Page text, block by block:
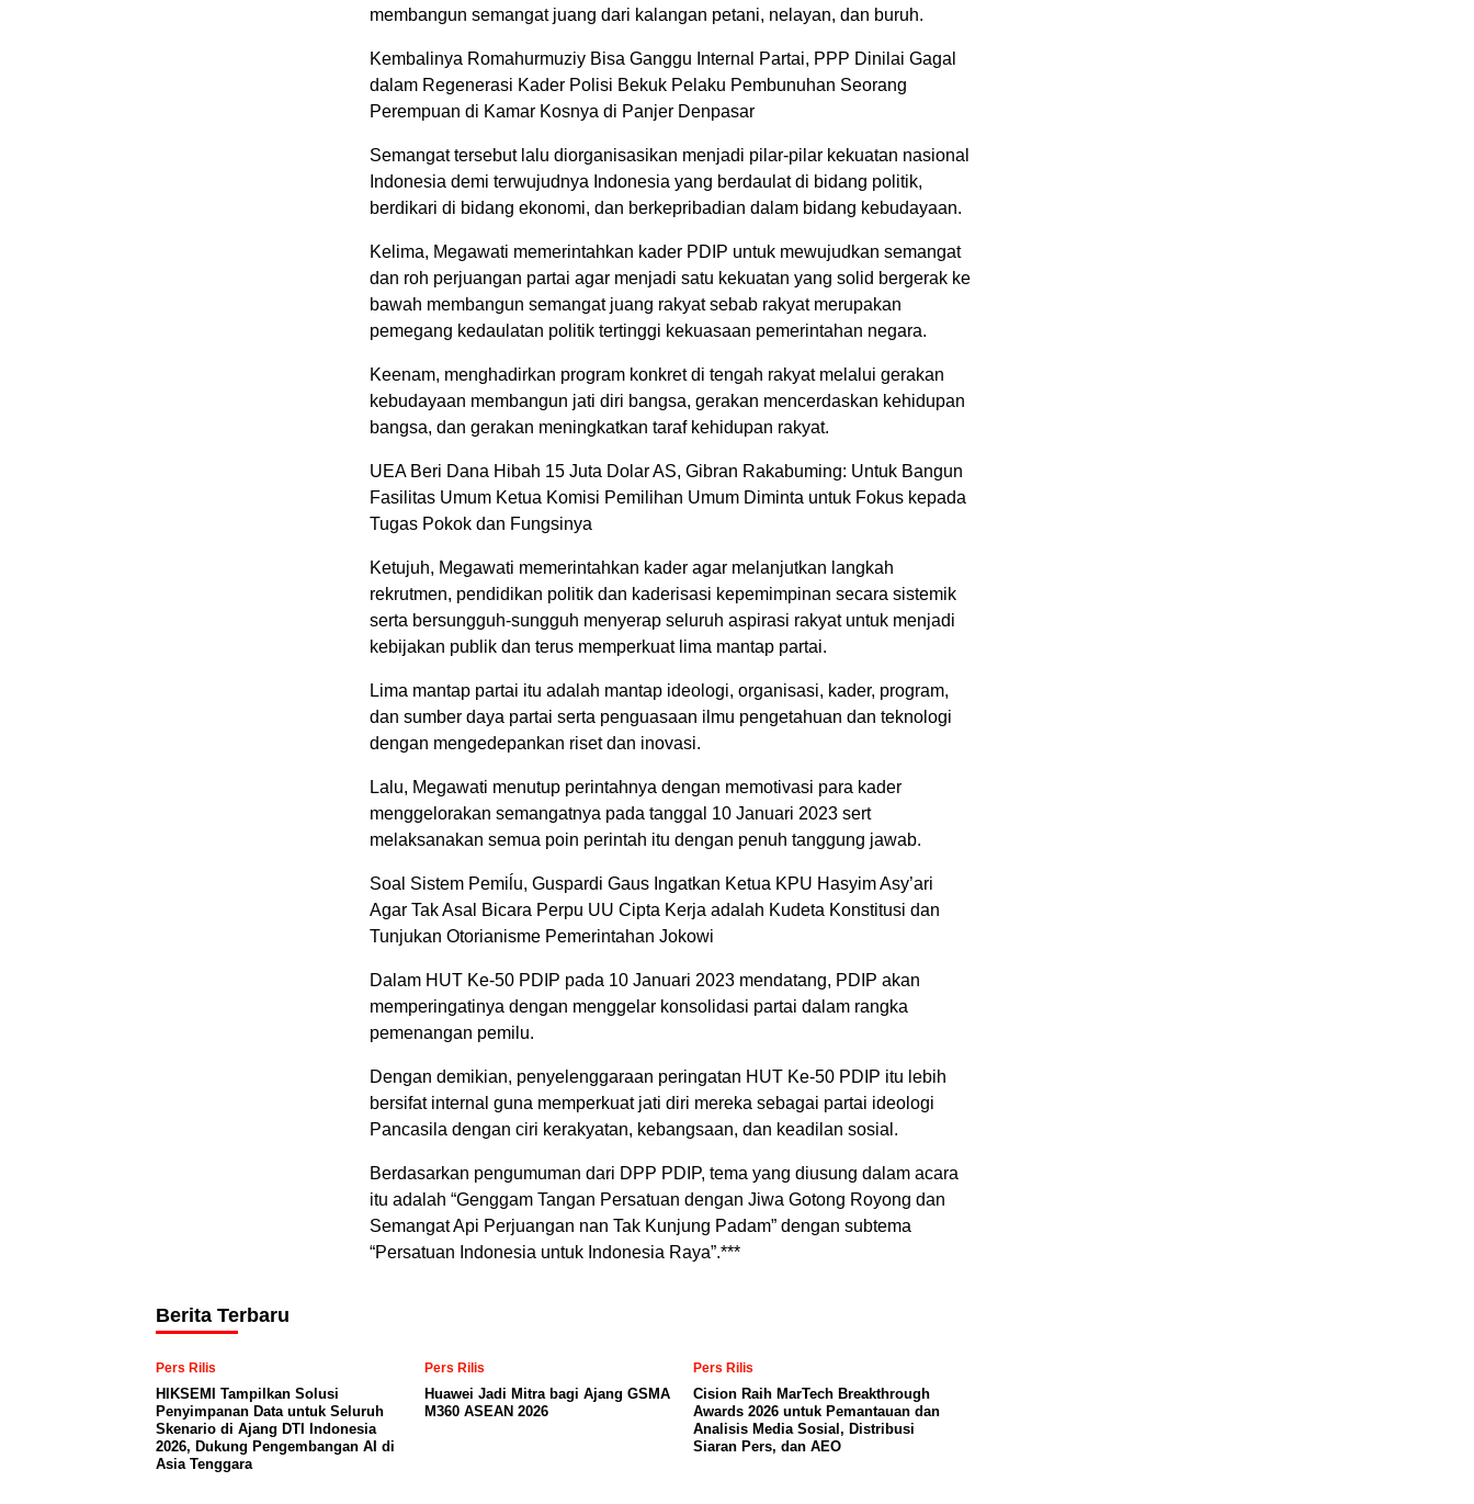
membangun semangat juang dari kalangan petani, nelayan, dan buruh.
Kembalinya Romahurmuziy Bisa Ganggu Internal Partai, PPP Dinilai Gagal
dalam Regenerasi Kader Polisi Bekuk Pelaku Pembunuhan Seorang
Perempuan di Kamar Kosnya di Panjer Denpasar
Semangat tersebut lalu diorganisasikan menjadi pilar-pilar kekuatan nasional
Indonesia demi terwujudnya Indonesia yang berdaulat di bidang politik,
berdikari di bidang ekonomi, dan berkepribadian dalam bidang kebudayaan.
Kelima, Megawati memerintahkan kader PDIP untuk mewujudkan semangat
dan roh perjuangan partai agar menjadi satu kekuatan yang solid bergerak ke
bawah membangun semangat juang rakyat sebab rakyat merupakan
pemegang kedaulatan politik tertinggi kekuasaan pemerintahan negara.
Keenam, menghadirkan program konkret di tengah rakyat melalui gerakan
kebudayaan membangun jati diri bangsa, gerakan mencerdaskan kehidupan
bangsa, dan gerakan meningkatkan taraf kehidupan rakyat.
UEA Beri Dana Hibah 15 Juta Dolar AS, Gibran Rakabuming: Untuk Bangun
Fasilitas Umum Ketua Komisi Pemilihan Umum Diminta untuk Fokus kepada
Tugas Pokok dan Fungsinya
Ketujuh, Megawati memerintahkan kader agar melanjutkan langkah
rekrutmen, pendidikan politik dan kaderisasi kepemimpinan secara sistemik
serta bersungguh-sungguh menyerap seluruh aspirasi rakyat untuk menjadi
kebijakan publik dan terus memperkuat lima mantap partai.
Lima mantap partai itu adalah mantap ideologi, organisasi, kader, program,
dan sumber daya partai serta penguasaan ilmu pengetahuan dan teknologi
dengan mengedepankan riset dan inovasi.
Lalu, Megawati menutup perintahnya dengan memotivasi para kader
menggelorakan semangatnya pada tanggal 10 Januari 2023 sert
melaksanakan semua poin perintah itu dengan penuh tanggung jawab.
Soal Sistem Pemiĺu, Guspardi Gaus Ingatkan Ketua KPU Hasyim Asy’ari
Agar Tak Asal Bicara Perpu UU Cipta Kerja adalah Kudeta Konstitusi dan
Tunjukan Otorianisme Pemerintahan Jokowi
Dalam HUT Ke-50 PDIP pada 10 Januari 2023 mendatang, PDIP akan
memperingatinya dengan menggelar konsolidasi partai dalam rangka
pemenangan pemilu.
Dengan demikian, penyelenggaraan peringatan HUT Ke-50 PDIP itu lebih
bersifat internal guna memperkuat jati diri mereka sebagai partai ideologi
Pancasila dengan ciri kerakyatan, kebangsaan, dan keadilan sosial.
Berdasarkan pengumuman dari DPP PDIP, tema yang diusung dalam acara
itu adalah “Genggam Tangan Persatuan dengan Jiwa Gotong Royong dan
Semangat Api Perjuangan nan Tak Kunjung Padam” dengan subtema
“Persatuan Indonesia untuk Indonesia Raya”.***
Berita Terbaru
Pers Rilis
HIKSEMI Tampilkan Solusi
Penyimpanan Data untuk Seluruh
Skenario di Ajang DTI Indonesia
2026, Dukung Pengembangan AI di
Asia Tenggara
Pers Rilis
Huawei Jadi Mitra bagi Ajang GSMA
M360 ASEAN 2026
Pers Rilis
Cision Raih MarTech Breakthrough
Awards 2026 untuk Pemantauan dan
Analisis Media Sosial, Distribusi
Siaran Pers, dan AEO